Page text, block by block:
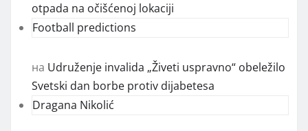
otpada na očišćenoj lokaciji
Football predictions
на Udruženje invalida „Živeti uspravno“ obeležilo
Svetski dan borbe protiv dijabetesa
Dragana Nikolić